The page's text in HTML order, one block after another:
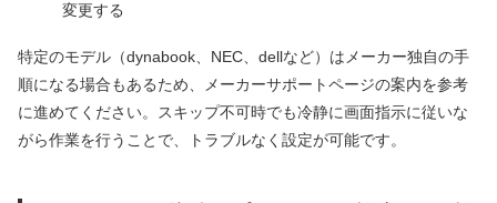
変更する
特定のモデル（dynabook、NEC、dellなど）はメーカー独自の手
順になる場合もあるため、メーカーサポートページの案内を参考
に進めてください。スキップ不可時でも冷静に画面指示に従いな
がら作業を行うことで、トラブルなく設定が可能です。